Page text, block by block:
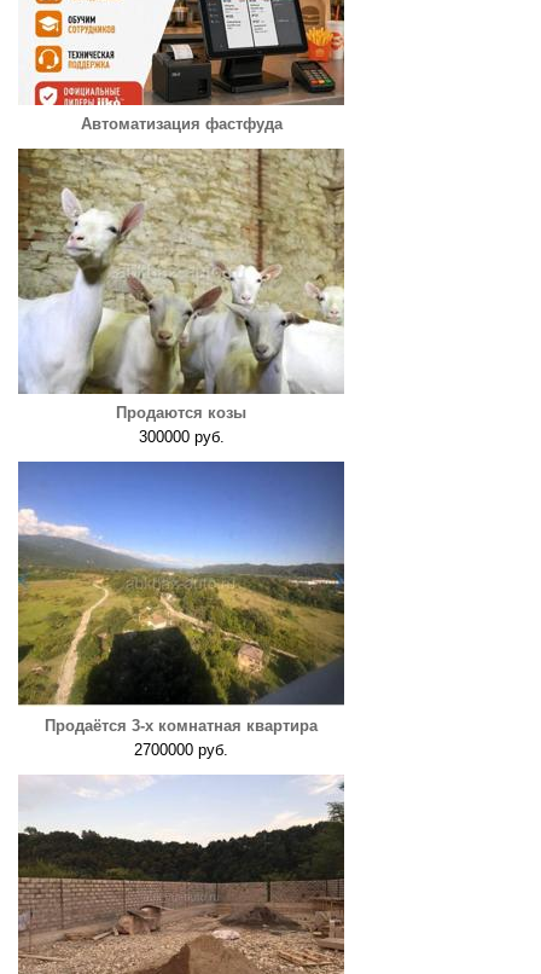
Автоматизация фастфуда
Продаются козы
300000 руб.
Продаётся 3-х комнатная квартира
2700000 руб.